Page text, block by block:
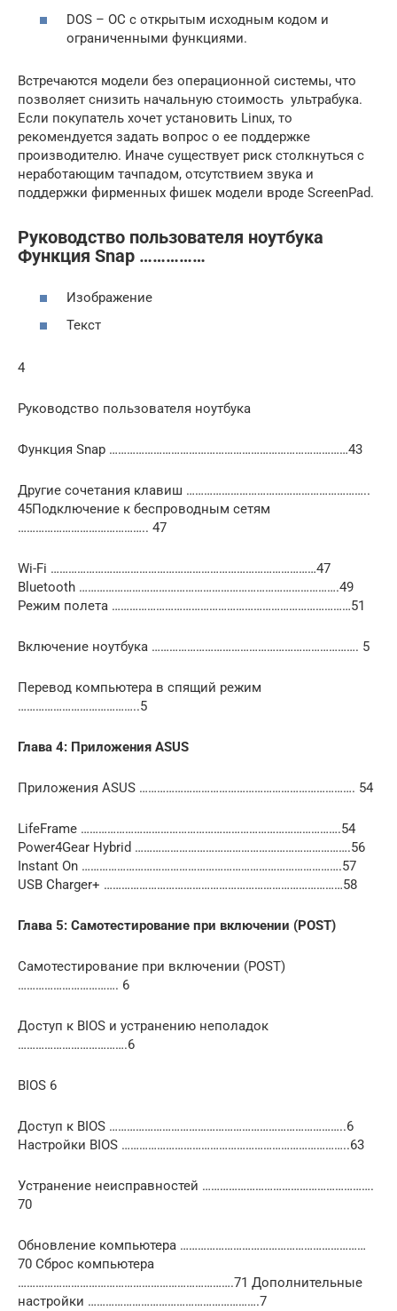
DOS – ОС с открытым исходным кодом и
ограниченными функциями.
Встречаются модели без операционной системы, что
позволяет снизить начальную стоимость ультрабука.
Если покупатель хочет установить Linux, то
рекомендуется задать вопрос о ее поддержке
производителю. Иначе существует риск столкнуться с
неработающим тачпадом, отсутствием звука и
поддержки фирменных фишек модели вроде ScreenPad.
Руководство пользователя ноутбука
Функция Snap ……………
Изображение
Текст
4
Руководство пользователя ноутбука
Функция Snap ………………………………………………………………………43
Другие сочетания клавиш ……………………………………………………..
45Подключение к беспроводным сетям
…………………………………….. 47
Wi-Fi ………………………………………………………………………………47
Bluetooth …………………………………………………………………………….49
Режим полета ………………………………………………………………………51
Включение ноутбука ……………………………………………………………. 5
Перевод компьютера в спящий режим
…………………………………..5
Глава 4: Приложения ASUS
Приложения ASUS ………………………………………………………………. 54
LifeFrame …………………………………………………………………………….54
Power4Gear Hybrid ……………………………………………………………….56
Instant On …………………………………………………………………………….57
USB Charger+ ………………………………………………………………………58
Глава 5: Самотестирование при включении (POST)
Самотестирование при включении (POST)
……………………………. 6
Доступ к BIOS и устранению неполадок
……………………………….6
BIOS 6
Доступ к BIOS ……………………………………………………………………..6
Настройки BIOS …………………………………………………………………..63
Устранение неисправностей ………………………………………………….
70
Обновление компьютера ………………………………………………………
70 Сброс компьютера
……………………………………………………………….71 Дополнительные
настройки ………………………………………………….7